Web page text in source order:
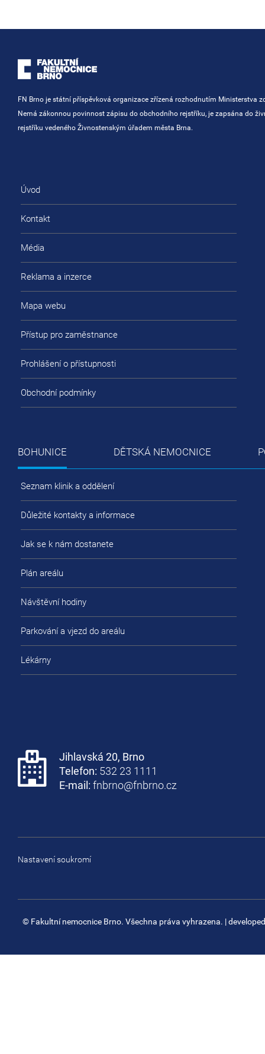
FN Brno je státní příspěvková organizace zřízená rozhodnutím Ministerstva
Nemá zákonnou povinnost zápisu do obchodního rejstříku, je zapsána do
rejstříku vedeného Živnostenským úřadem města Brna.
Úvod
Kontakt
Média
Reklama a inzerce
Mapa webu
Přístup pro zaměstnance
Prohlášení o přístupnosti
Obchodní podmínky
BOHUNICE DĚTSKÁ NEMOCNICE
Seznam klinik a oddělení
Důležité kontakty a informace
Jak se k nám dostanete
Plán areálu
Návštěvní hodiny
Parkování a vjezd do areálu
Lékárny
Jihlavská 20, Brno
Telefon: 532 23 1111
E-mail: fnbrno@fnbrno.cz
Nastavení soukromí
© Fakultní nemocnice Brno. Všechna práva vyhrazena. |